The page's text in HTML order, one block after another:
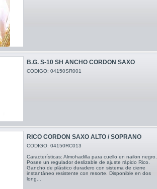
B.G. S-10 SH ANCHO CORDON SAXO
CODIGO: 04150SR001
RICO CORDON SAXO ALTO / SOPRANO
CODIGO: 04150RC013
Características: Almohadilla para cuello en nailon negro.
Posee un regulador deslizable de ajuste rápido Rico.
Gancho de plástico duradero con sistema de cierre
instantáneo resistente con resorte. Disponible en dos
long...